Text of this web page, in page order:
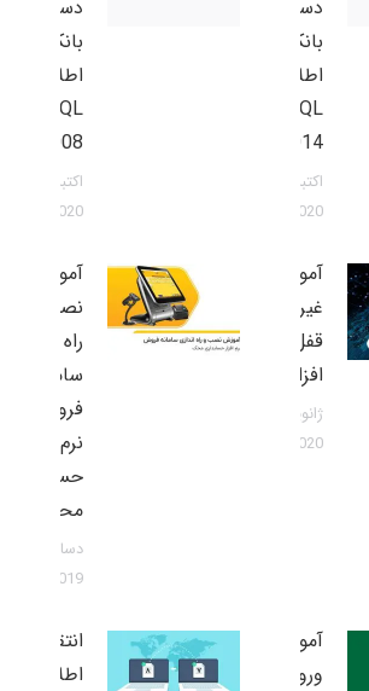
دستی
بانک
اطلاعاتی
SQL
2014
2020
دستی
بانک
اطلاعاتی
SQL
2008
2020
آموزش
غیرفعالسازی
قفل نرم
افزاری محک
2020
آموزش
نصب و
راه اندازی
سامانه
فروش در
نرم افزار
حسابداری
محک
2019
آموزش
ورود
انتقال
اطلاعات